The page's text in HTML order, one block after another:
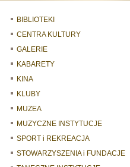
BIBLIOTEKI
CENTRA KULTURY
GALERIE
KABARETY
KINA
KLUBY
MUZEA
MUZYCZNE INSTYTUCJE
SPORT i REKREACJA
STOWARZYSZENIA i FUNDACJE